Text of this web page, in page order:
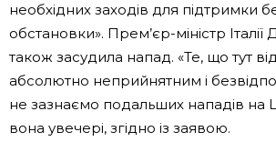
необхідних заходів для підтримки
обстановки». Прем’єр-міністр
також засудила напад. «Те, що тут
абсолютно неприйнятним і
не зазнаємо подальших нападів на
вона увечері, згідно із заявою.